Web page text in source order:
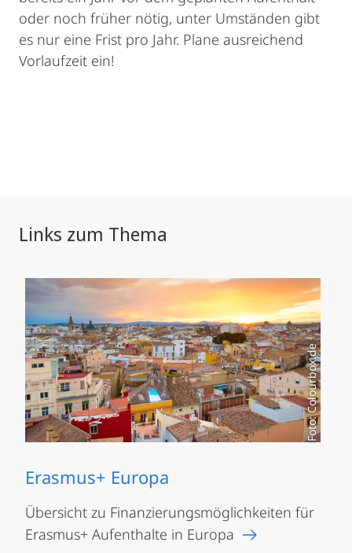
oder noch früher nötig, unter Umständen gibt
es nur eine Frist pro Jahr. Plane ausreichend
Vorlaufzeit ein!
Links zum Thema
Foto: Colourbox.de
Erasmus+ Europa
Übersicht zu Finanzierungsmöglichkeiten für
Erasmus+ Aufenthalte in Europa